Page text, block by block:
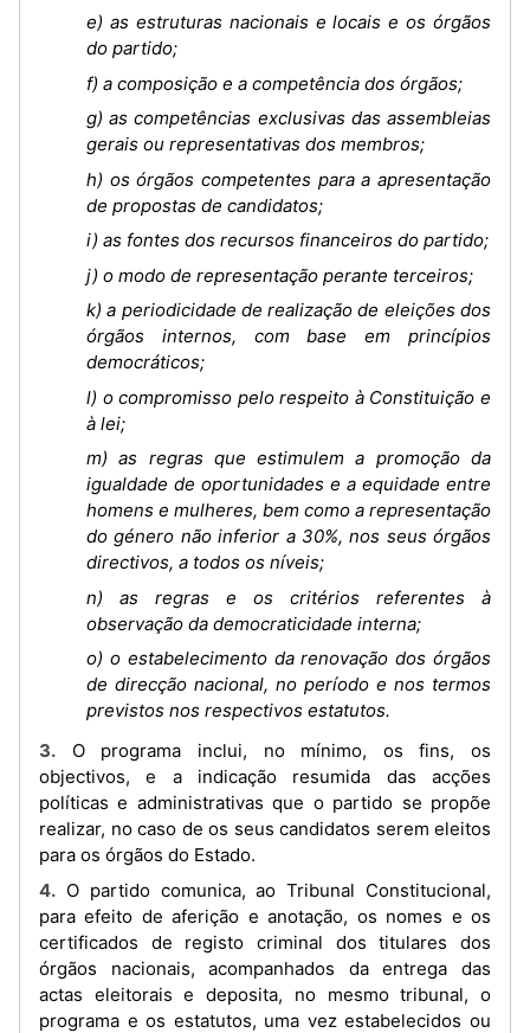
e) as estruturas nacionais e locais e os órgãos
do partido;
f) a composição e a competência dos órgãos;
g) as competências exclusivas das assembleias
gerais ou representativas dos membros;
h) os órgãos competentes para a apresentação
de propostas de candidatos;
i) as fontes dos recursos financeiros do partido;
j) o modo de representação perante terceiros;
k) a periodicidade de realização de eleições dos
órgãos internos, com base em princípios
democráticos;
l) o compromisso pelo respeito à Constituição e
à lei;
m) as regras que estimulem a promoção da
igualdade de oportunidades e a equidade entre
homens e mulheres, bem como a representação
do género não inferior a 30%, nos seus órgãos
directivos, a todos os níveis;
n) as regras e os critérios referentes à
observação da democraticidade interna;
o) o estabelecimento da renovação dos órgãos
de direcção nacional, no período e nos termos
previstos nos respectivos estatutos.
3. O programa inclui, no mínimo, os fins, os
objectivos, e a indicação resumida das acções
políticas e administrativas que o partido se propõe
realizar, no caso de os seus candidatos serem eleitos
para os órgãos do Estado.
4. O partido comunica, ao Tribunal Constitucional,
para efeito de aferição e anotação, os nomes e os
certificados de registo criminal dos titulares dos
órgãos nacionais, acompanhados da entrega das
actas eleitorais e deposita, no mesmo tribunal, o
programa e os estatutos, uma vez estabelecidos ou